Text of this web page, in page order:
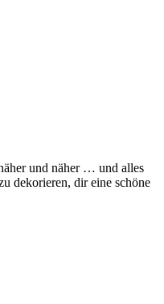
und näher … und alles
dekorieren, dir eine schöne